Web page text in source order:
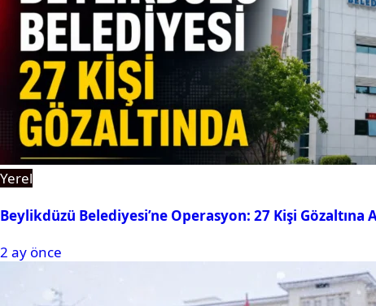
Yerel
Beylikdüzü Belediyesi’ne Operasyon: 27 Kişi Gözaltına
2 ay önce